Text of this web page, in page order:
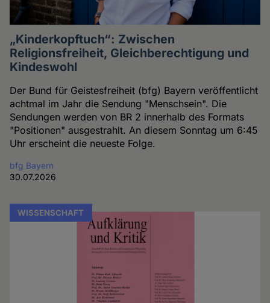
„Kinderkopftuch“: Zwischen
Religionsfreiheit, Gleichberechtigung und
Kindeswohl
Der Bund für Geistesfreiheit (bfg) Bayern veröffentlicht
achtmal im Jahr die Sendung "Menschsein". Die
Sendungen werden von BR 2 innerhalb des Formats
"Positionen" ausgestrahlt. An diesem Sonntag um 6:45
Uhr erscheint die neueste Folge.
bfg Bayern
30.07.2026
WISSENSCHAFT